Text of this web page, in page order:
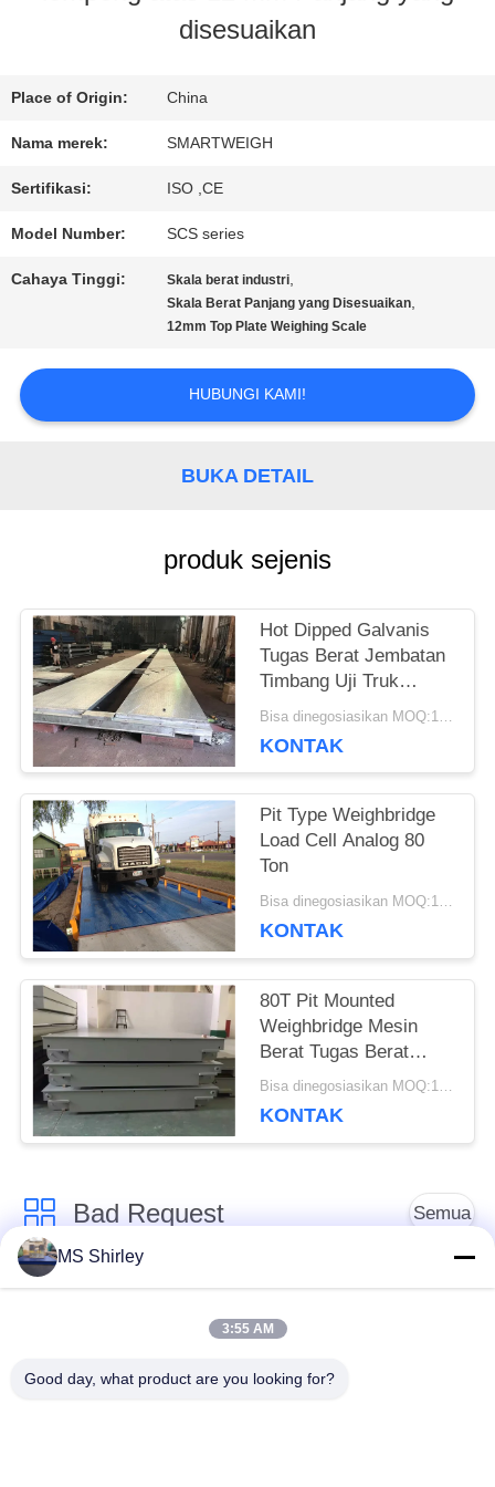
KUALITAS
KAMI
PERMINTAAN
SITEMAP
disesuaikan
Place of Origin: China
Nama merek: SMARTWEIGH
Sertifikasi: ISO ,CE
Model Number: SCS series
Cahaya Tinggi: Skala berat industri,
Skala Berat Panjang yang Disesuaikan,
12mm Top Plate Weighing Scale
HUBUNGI KAMI!
BUKA DETAIL
produk sejenis
Hot Dipped Galvanis
Tugas Berat Jembatan
Timbang Uji Truk
Modular Bergerak
Bisa dinegosiasikan MOQ:1 Set
KONTAK
Pit Type Weighbridge
Load Cell Analog 80
Ton
Bisa dinegosiasikan MOQ:1 Set
KONTAK
80T Pit Mounted
Weighbridge Mesin
Berat Tugas Berat
Yayasan Dangkal
Bisa dinegosiasikan MOQ:1 Set
KONTAK
Bad Request Semua
Jembatan Timbang
Jembatan Timbang
Truk
Timbangan
MS Shirley
3:55 AM
Good day, what product are you looking for?